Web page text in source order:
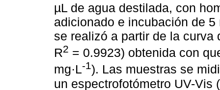
µL de agua destilada, con
adicionado e incubación de
se realizó a partir de la curva
R2 = 0.9923) obtenida con
mg·L-1). Las muestras se
un espectrofotómetro UV-Vis